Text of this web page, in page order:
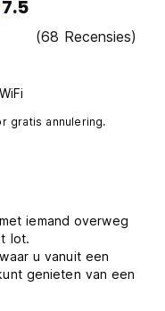
7.5
(68 Recensies)
gratis annulering.
iemand overweg
lot.
u vanuit een
genieten van een